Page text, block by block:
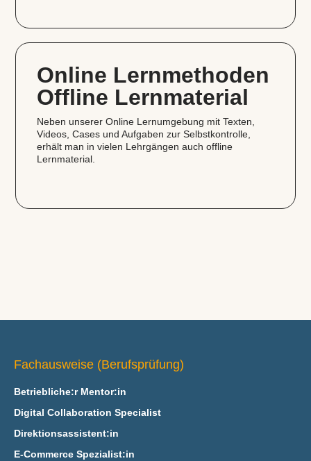
Online Lernmethoden
Offline Lernmaterial
Neben unserer Online Lernumgebung mit Texten,
Videos, Cases und Aufgaben zur Selbstkontrolle,
erhält man in vielen Lehrgängen auch offline
Lernmaterial.
Fachausweise (Berufsprüfung)
Betriebliche:r Mentor:in
Digital Collaboration Specialist
Direktionsassistent:in
E‑Commerce Spezialist:in